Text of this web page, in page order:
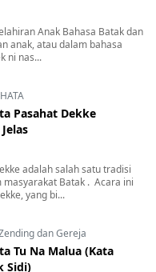
Anak Bahasa Batak dan
anak, atau dalam bahasa
ni nas...
Pasahat Dekke
adalah salah satu tradisi
masyarakat Batak . Acara ini
yang bi...
dan Gereja
Tu Na Malua (Kata
Sidi)